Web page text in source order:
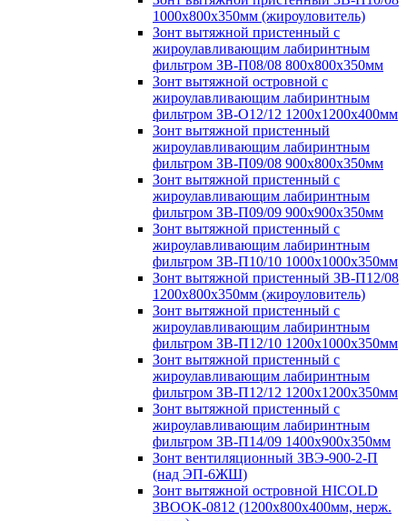
1000х800х350мм (жироуловитель)
Зонт вытяжной пристенный с
жироулавливающим лабиринтным
фильтром ЗВ-П08/08 800х800х350мм
Зонт вытяжной островной с
жироулавливающим лабиринтным
фильтром ЗВ-О12/12 1200х1200х400мм
Зонт вытяжной пристенный
жироулавливающим лабиринтным
фильтром ЗВ-П09/08 900х800х350мм
Зонт вытяжной пристенный с
жироулавливающим лабиринтным
фильтром ЗВ-П09/09 900х900х350мм
Зонт вытяжной пристенный с
жироулавливающим лабиринтным
фильтром ЗВ-П10/10 1000х1000х350мм
Зонт вытяжной пристенный ЗВ-П12/08
1200х800х350мм (жироуловитель)
Зонт вытяжной пристенный с
жироулавливающим лабиринтным
фильтром ЗВ-П12/10 1200х1000х350мм
Зонт вытяжной пристенный с
жироулавливающим лабиринтным
фильтром ЗВ-П12/12 1200х1200х350мм
Зонт вытяжной пристенный с
жироулавливающим лабиринтным
фильтром ЗВ-П14/09 1400х900х350мм
Зонт вентиляционный ЗВЭ-900-2-П
(над ЭП-6ЖШ)
Зонт вытяжной островной HICOLD
ЗВООК-0812 (1200х800x400мм, нерж.